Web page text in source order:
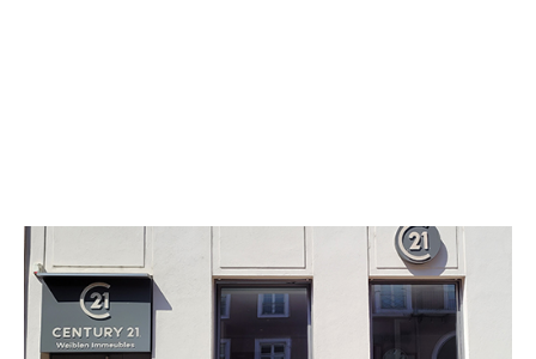
CENTURY 21 Weiblen Immeubles
3 avenue du Maréchal Foch
MULHOUSE - 68100